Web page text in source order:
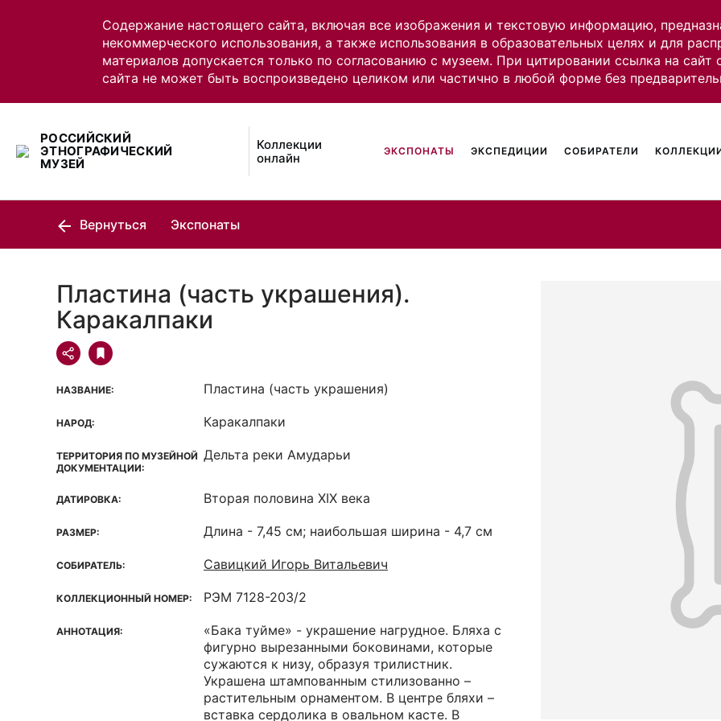
Содержание настоящего сайта, включая все изображения и текстовую информацию,
некоммерческого использования, а также использования в образовательных целях и для
материалов допускается только по согласованию с музеем. При цитировании ссылка на
сайта не может быть воспроизведено целиком или частично в любой форме без
РОССИЙСКИЙ
ЭТНОГРАФИЧЕСКИЙ
МУЗЕЙ
Коллекции
онлайн
ЭКСПОНАТЫ ЭКСПЕДИЦИИ СОБИРАТЕЛИ
Вернуться Экспонаты
Пластина (часть украшения).
Каракалпаки
НАЗВАНИЕ: Пластина (часть украшения)
НАРОД: Каракалпаки
ТЕРРИТОРИЯ ПО МУЗЕЙНОЙ
ДОКУМЕНТАЦИИ:
Дельта реки Амударьи
ДАТИРОВКА: Вторая половина XIX века
РАЗМЕР: Длина - 7,45 см; наибольшая ширина - 4,7 см
СОБИРАТЕЛЬ: Савицкий Игорь Витальевич
КОЛЛЕКЦИОННЫЙ НОМЕР: РЭМ 7128-203/2
АННОТАЦИЯ:
«Бака туйме» - украшение нагрудное. Бляха с
фигурно вырезанными боковинами, которые
сужаются к низу, образуя трилистник.
Украшена штампованным стилизованно –
растительным орнаментом. В центре бляхи –
вставка сердолика в овальном касте. В